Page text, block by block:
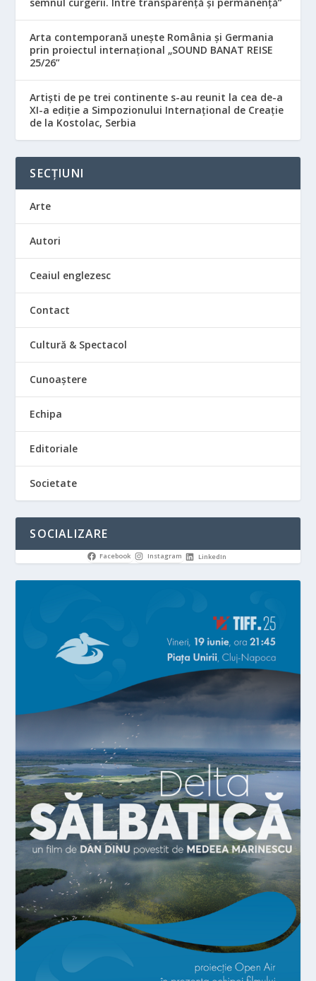
Arta contemporană unește România și Germania
prin proiectul internațional „SOUND BANAT REISE
25/26”
Artiști de pe trei continente s-au reunit la cea de-a
XI-a ediție a Simpozionului Internațional de Creație
de la Kostolac, Serbia
SECȚIUNI
Arte
Autori
Ceaiul englezesc
Contact
Cultură & Spectacol
Cunoaștere
Echipa
Editoriale
Societate
SOCIALIZARE
Facebook Instagram LinkedIn